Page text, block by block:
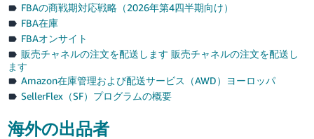
FBAの商戦期対応戦略（2026年第4四半期向け）
FBA在庫
FBAオンサイト
販売チャネルの注文を配送します 販売チャネルの注文を配送し
ます
Amazon在庫管理および配送サービス（AWD）ヨーロッパ
SellerFlex（SF）プログラムの概要
海外の出品者